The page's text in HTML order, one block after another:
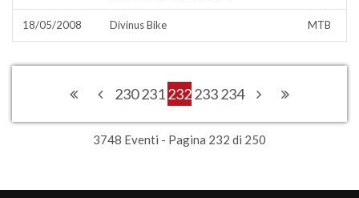
18/05/2008 Divinus Bike MTB
230231232233234
3748 Eventi - Pagina 232 di 250